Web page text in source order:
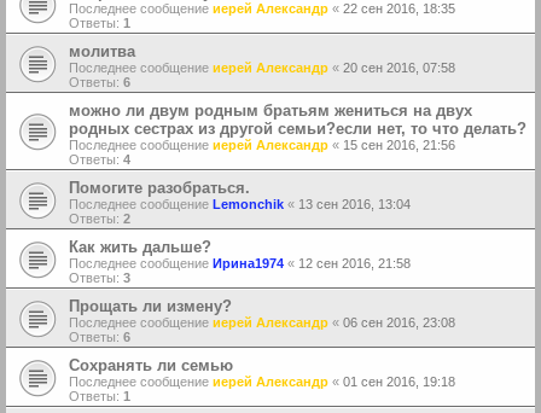
Последнее сообщение иерей Александр « 22 сен 2016, 18:35
Ответы: 1
молитва
Последнее сообщение иерей Александр « 20 сен 2016, 07:58
Ответы: 6
можно ли двум родным братьям жениться на двух
родных сестрах из другой семьи?если нет, то что делать?
Последнее сообщение иерей Александр « 15 сен 2016, 21:56
Ответы: 4
Помогите разобраться.
Последнее сообщение Lemonchik « 13 сен 2016, 13:04
Ответы: 2
Как жить дальше?
Последнее сообщение Ирина1974 « 12 сен 2016, 21:58
Ответы: 3
Прощать ли измену?
Последнее сообщение иерей Александр « 06 сен 2016, 23:08
Ответы: 6
Сохранять ли семью
Последнее сообщение иерей Александр « 01 сен 2016, 19:18
Ответы: 1